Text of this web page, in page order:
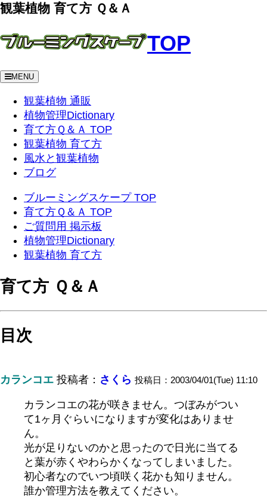
観葉植物 育て方 Ｑ＆Ａ
TOP
MENU
観葉植物 通販
植物管理Dictionary
育て方Ｑ＆Ａ TOP
観葉植物 育て方
風水と観葉植物
ブログ
ブルーミングスケープ TOP
育て方Ｑ＆Ａ TOP
ご質問用 掲示板
植物管理Dictionary
観葉植物 育て方
育て方 Ｑ＆Ａ
目次
カランコエ 投稿者： さくら 投稿日：2003/04/01(Tue) 11:10
カランコエの花が咲きません。つぼみがつい
て1ヶ月ぐらいになりますが変化はありませ
ん。
光が足りないのかと思ったので日光に当てる
と葉が赤くやわらかくなってしまいました。
初心者なのでいつ頃咲く花かも知りません。
誰か管理方法を教えてください。